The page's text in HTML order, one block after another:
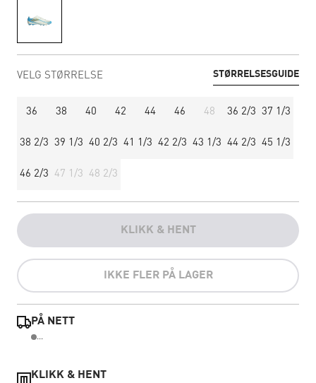
VELG STØRRELSE STØRRELSESGUIDE
36 38 40 42 44 46 48 36 2/3 37 1/3
38 2/3 39 1/3 40 2/3 41 1/3 42 2/3 43 1/3 44 2/3 45 1/3
46 2/3 47 1/3 48 2/3
KLIKK & HENT
IKKE FLER PÅ LAGER
PÅ NETT
...
KLIKK & HENT